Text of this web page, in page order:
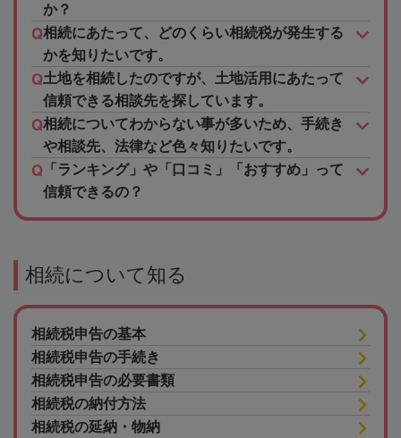
か？
相続にあたって、どのくらい相続税が発生する
かを知りたいです。
土地を相続したのですが、土地活用にあたって
信頼できる相談先を探しています。
相続についてわからない事が多いため、手続き
や相談先、法律など色々知りたいです。
「ランキング」や「口コミ」「おすすめ」って
信頼できるの？
相続について知る
相続税申告の基本
相続税申告の手続き
相続税申告の必要書類
相続税の納付方法
相続税の延納・物納